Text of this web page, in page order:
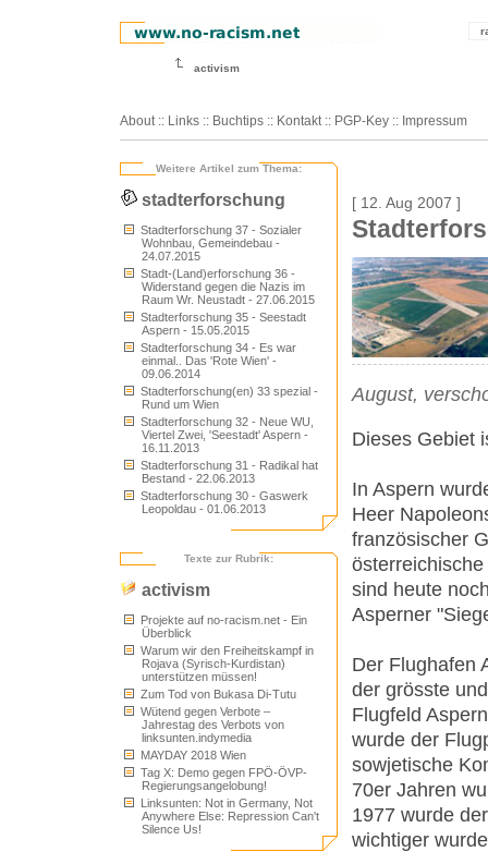
activism
About :: Links :: Buchtips :: Kontakt :: PGP-Key :: Impressum
Weitere Artikel zum Thema:
stadterforschung
Stadterforschung 37 - Sozialer
Wohnbau, Gemeindebau -
24.07.2015
Stadt-(Land)erforschung 36 -
Widerstand gegen die Nazis im
Raum Wr. Neustadt - 27.06.2015
Stadterforschung 35 - Seestadt
Aspern - 15.05.2015
Stadterforschung 34 - Es war
einmal.. Das 'Rote Wien' -
09.06.2014
Stadterforschung(en) 33 spezial -
Rund um Wien
Stadterforschung 32 - Neue WU,
Viertel Zwei, 'Seestadt' Aspern -
16.11.2013
Stadterforschung 31 - Radikal hat
Bestand - 22.06.2013
Stadterforschung 30 - Gaswerk
Leopoldau - 01.06.2013
Texte zur Rubrik:
activism
Projekte auf no-racism.net - Ein
Überblick
Warum wir den Freiheitskampf in
Rojava (Syrisch-Kurdistan)
unterstützen müssen!
Zum Tod von Bukasa Di-Tutu
Wütend gegen Verbote –
Jahrestag des Verbots von
linksunten.indymedia
MAYDAY 2018 Wien
Tag X: Demo gegen FPÖ-ÖVP-
Regierungsangelobung!
Linksunten: Not in Germany, Not
Anywhere Else: Repression Can't
Silence Us!
[ 12. Aug 2007 ]
August,
Dieses Gebiet
In Aspern
Heer
französischer
sind heute
Asperner
Der Flughafen
der grösste
Flugfeld
wurde der
sowjetische
70er Jahren
1977 wurde
wichtiger